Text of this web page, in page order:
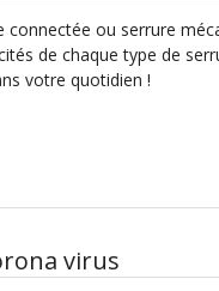
connectée ou serrure
de chaque type de
votre quotidien !
virus